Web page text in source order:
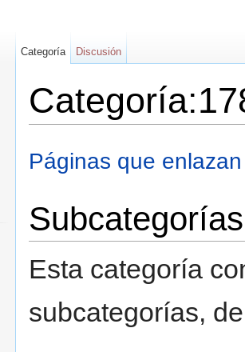
Páginas que
Subcategorías
Esta categoría
subcategorías,
Categoría Discusión